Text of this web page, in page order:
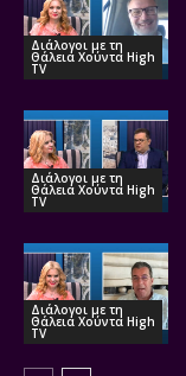
Διάλογοι με τη
Θάλεια Χούντα High
TV
Διάλογοι με τη
Θάλεια Χούντα High
TV
Διάλογοι με τη
Θάλεια Χούντα High
TV